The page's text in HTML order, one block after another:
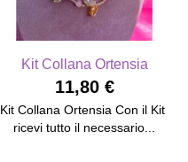
Kit Collana Ortensia
11,80 €
Kit Collana Ortensia Con il Kit
ricevi tutto il necessario...